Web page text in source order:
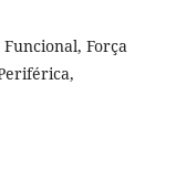
Funcional, Força